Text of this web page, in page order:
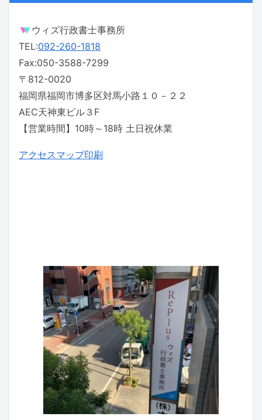
ウィズ行政書士事務所
TEL:092-260-1818
Fax:050-3588-7299
〒812-0020
福岡県福岡市博多区対馬小路１０－２２
AEC天神東ビル３F
【営業時間】10時～18時 土日祝休業
アクセスマップ印刷